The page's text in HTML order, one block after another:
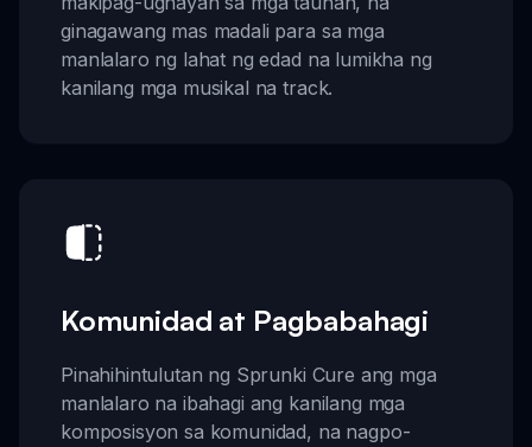
ginagawang mas madali para sa mga
manlalaro ng lahat ng edad na lumikha ng
kanilang mga musikal na track.
Komunidad at Pagbabahagi
Pinahihintulutan ng Sprunki Cure ang mga
manlalaro na ibahagi ang kanilang mga
komposisyon sa komunidad, na nagpo-